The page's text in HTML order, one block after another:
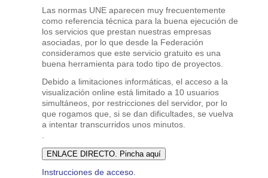
Las normas UNE aparecen muy frecuentemente
como referencia técnica para la buena ejecución de
los servicios que prestan nuestras empresas
asociadas, por lo que desde la Federación
consideramos que este servicio gratuito es una
buena herramienta para todo tipo de proyectos.
Debido a limitaciones informáticas, el acceso a la
visualización online está limitado a 10 usuarios
simultáneos, por restricciones del servidor, por lo
que rogamos que, si se dan dificultades, se vuelva
a intentar transcurridos unos minutos.
ENLACE DIRECTO. Pincha aquí
Instrucciones de acceso.